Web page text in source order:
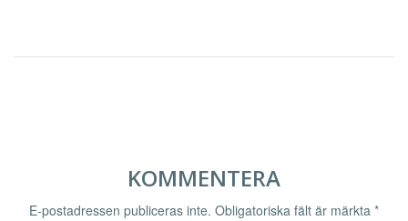
KOMMENTERA
E-postadressen publiceras inte. Obligatoriska fält är märkta *